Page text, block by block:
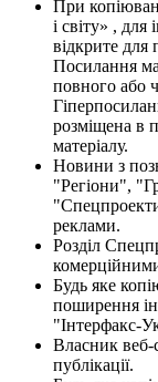
При
і світу» ,
відкрите для
Посилання
повного або
розміщена в
матеріалу.
Новини з
"Регіони",
реклами.
Розділ
Будь яке
поширення
"Інтерфакс-
Власник веб-
публікації.